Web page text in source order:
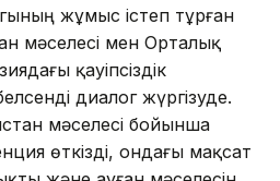
жұмыс істеп тұрған
мәселесі мен Орталық
қауіпсіздік
диалог жүргізуде.
мәселесі бойынша
өткізді, ондағы мақсат